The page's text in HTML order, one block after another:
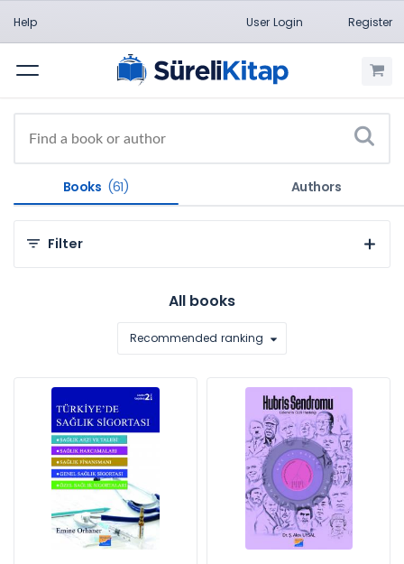
Help User Login Register
Menu
Books (61) Authors
Filter
Social and Humanities Sciences (23)
By Subject
Sağlık (61)
By Publishers
Gazi Kitabevi (18)
Ekin Yayınevi (10)
Ankara Nobel Tıp Kitabevleri (10)
All books
Recommended ranking